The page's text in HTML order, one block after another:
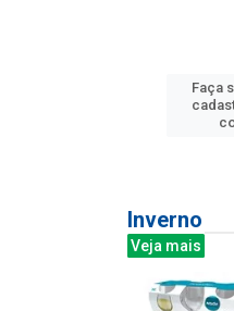
Faça
Inverno
Veja mais